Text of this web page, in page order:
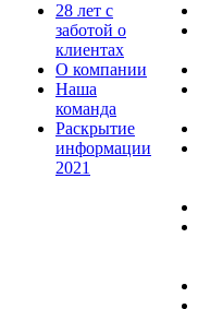
28 лет с
заботой о
клиентах
О компании
Наша
команда
Раскрытие
информации
2021